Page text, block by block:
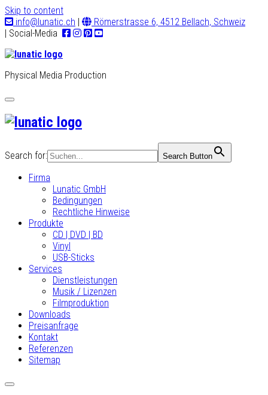
Skip to content
info@lunatic.ch |
Römerstrasse 6, 4512 Bellach, Schweiz
| Social-Media
Physical Media Production
Toggle
navigation
Search for: Search Button
Firma
Lunatic GmbH
Bedingungen
Rechtliche Hinweise
Produkte
CD | DVD | BD
Vinyl
USB-Sticks
Services
Dienstleistungen
Musik / Lizenzen
Filmproduktion
Downloads
Preisanfrage
Kontakt
Referenzen
Sitemap